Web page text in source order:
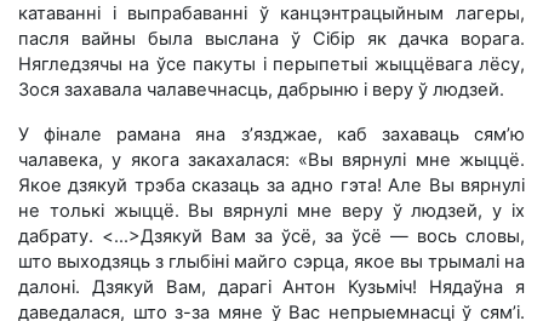
катаванні і выпрабаванні ў канцэнтрацыйным лагеры,
пасля вайны была выслана ў Сібір як дачка ворага.
Нягледзячы на ўсе пакуты і перыпетыі жыццёвага лёсу,
Зося захавала чалавечнасць, дабрыню і веру ў людзей.
У фінале рамана яна з’язджае, каб захаваць сям’ю
чалавека, у якога закахалася: «Вы вярнулі мне жыццё.
Якое дзякуй трэба сказаць за адно гэта! Але Вы вярнулі
не толькі жыццё. Вы вярнулі мне веру ў людзей, у іх
дабрату. <...>Дзякуй Вам за ўсё, за ўсё — вось словы,
што выходзяць з глыбіні майго сэрца, якое вы трымалі на
далоні. Дзякуй Вам, дарагі Антон Кузьміч! Нядаўна я
даведалася, што з-за мяне ў Вас непрыемнасці ў сям’і.